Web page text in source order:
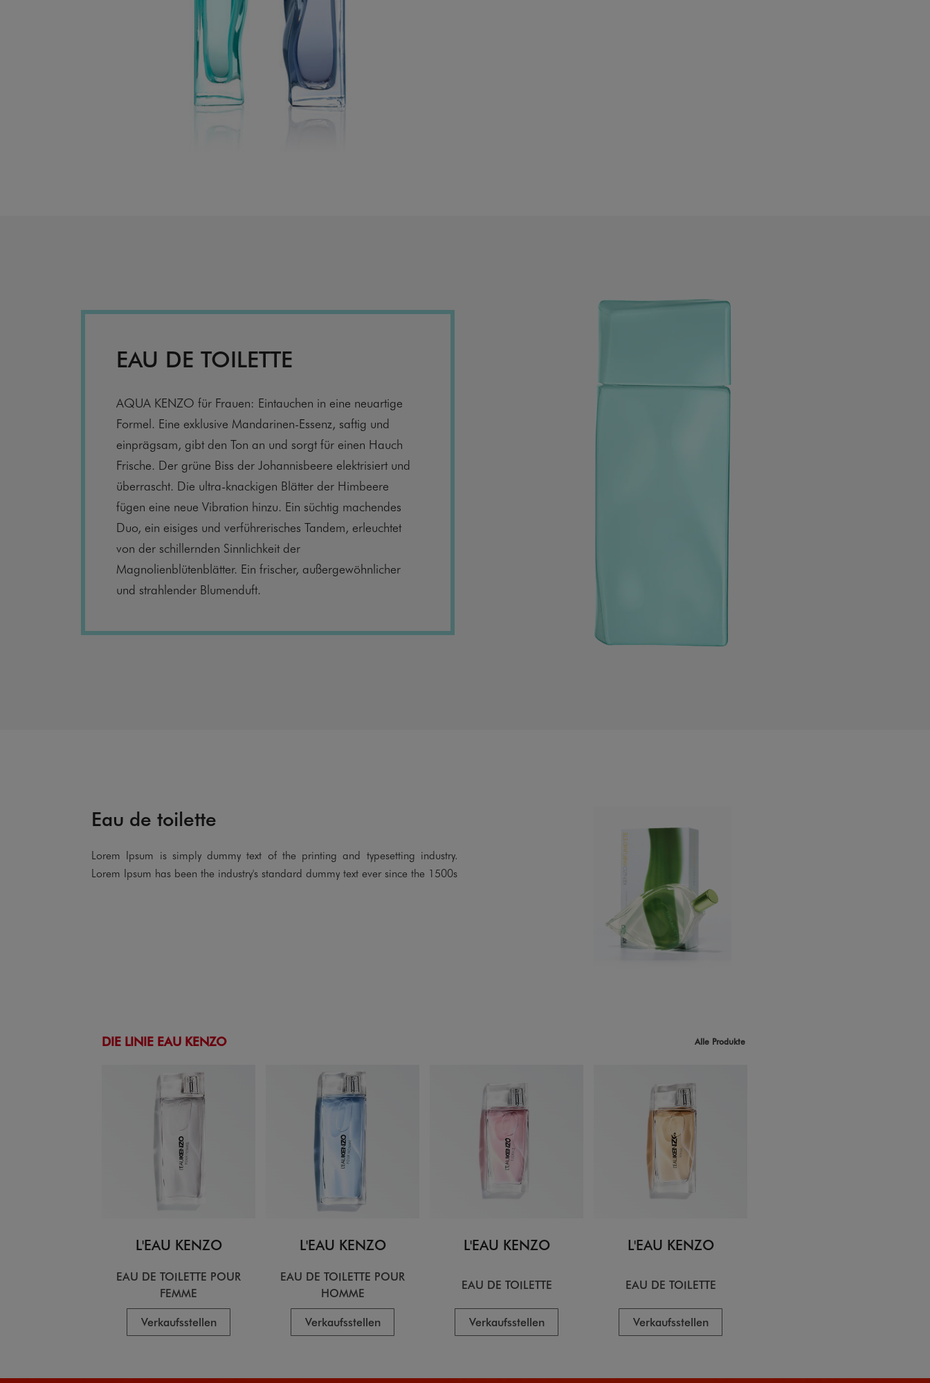
EAU DE TOILETTE
AQUA KENZO für Frauen: Eintauchen in eine neuartige
Formel. Eine exklusive Mandarinen-Essenz, saftig und
einprägsam, gibt den Ton an und sorgt für einen Hauch
Frische. Der grüne Biss der Johannisbeere elektrisiert und
überrascht. Die ultra-knackigen Blätter der Himbeere
fügen eine neue Vibration hinzu. Ein süchtig machendes
Duo, ein eisiges und verführerisches Tandem, erleuchtet
von der schillernden Sinnlichkeit der
Magnolienblütenblätter. Ein frischer, außergewöhnlicher
und strahlender Blumenduft.
Eau de toilette
Lorem Ipsum is simply dummy text of the printing and typesetting industry.
Lorem Ipsum has been the industry's standard dummy text ever since the 1500s
DIE LINIE EAU KENZO Alle Produkte
L'EAU KENZO
EAU DE TOILETTE POUR
FEMME
Verkaufsstellen
L'EAU KENZO
EAU DE TOILETTE POUR
HOMME
Verkaufsstellen
L'EAU KENZO
EAU DE TOILETTE
Verkaufsstellen
L'EAU KENZO
EAU DE TOILETTE
Verkaufsstellen